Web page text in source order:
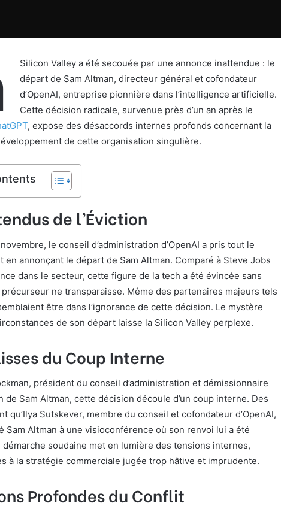
Silicon Valley a été secouée par une annonce inattendue : le
départ de Sam Altman, directeur général et cofondateur
d’OpenAI, entreprise pionnière dans l’intelligence artificielle.
Cette décision radicale, survenue près d’un an après le
, expose des désaccords internes profonds concernant la
de cette organisation singulière.
de l’Éviction
le conseil d’administration d’OpenAI a pris tout le
en annonçant le départ de Sam Altman. Comparé à Steve Jobs
dans le secteur, cette figure de la tech a été évincée sans
précurseur ne transparaisse. Même des partenaires majeurs tels
être dans l’ignorance de cette décision. Le mystère
de son départ laisse la Silicon Valley perplexe.
du Coup Interne
président du conseil d’administration et démissionnaire
de Sam Altman, cette décision découle d’un coup interne. Des
qu’Ilya Sutskever, membre du conseil et cofondateur d’OpenAI,
Sam Altman à une visioconférence où son renvoi lui a été
démarche soudaine met en lumière des tensions internes,
à la stratégie commerciale jugée trop hâtive et imprudente.
Profondes du Conflit